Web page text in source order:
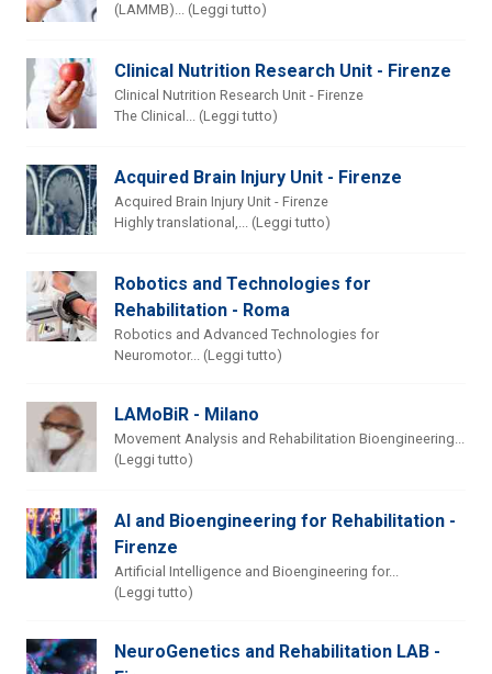
(LAMMB)... (Leggi tutto)
Clinical Nutrition Research Unit - Firenze
Clinical Nutrition Research Unit - Firenze
The Clinical... (Leggi tutto)
Acquired Brain Injury Unit - Firenze
Acquired Brain Injury Unit - Firenze
Highly translational,... (Leggi tutto)
Robotics and Technologies for
Rehabilitation - Roma
Robotics and Advanced Technologies for
Neuromotor... (Leggi tutto)
LAMoBiR - Milano
Movement Analysis and Rehabilitation Bioengineering...
(Leggi tutto)
AI and Bioengineering for Rehabilitation -
Firenze
Artificial Intelligence and Bioengineering for...
(Leggi tutto)
NeuroGenetics and Rehabilitation LAB -